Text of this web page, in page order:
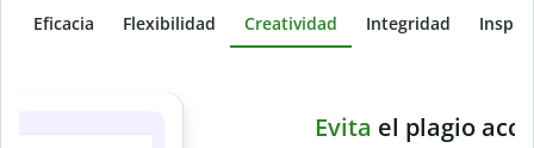
Eficacia Flexibilidad Creatividad Integridad